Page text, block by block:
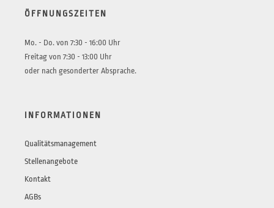
ÖFFNUNGSZEITEN
Mo. - Do. von 7:30 - 16:00 Uhr
Freitag von 7:30 - 13:00 Uhr
oder nach gesonderter Absprache.
INFORMATIONEN
Qualitätsmanagement
Stellenangebote
Kontakt
AGBs